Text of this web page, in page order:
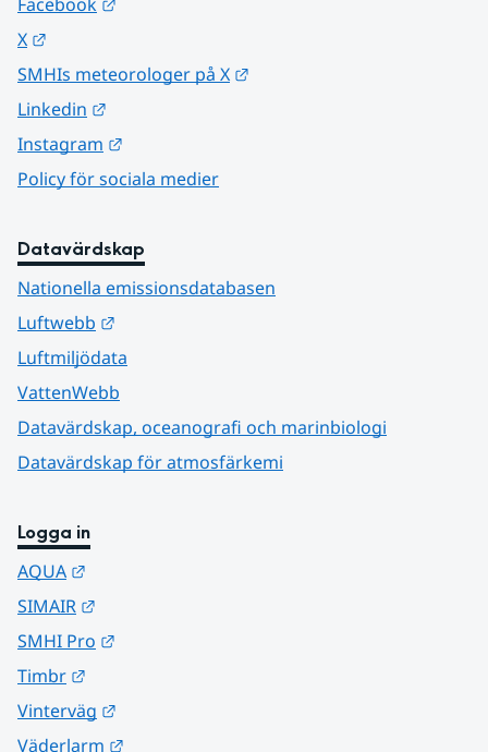
X
SMHIs meteorologer på X
Linkedin
Instagram
Policy för sociala medier
Datavärdskap
Nationella emissionsdatabasen
Luftwebb
Luftmiljödata
VattenWebb
Datavärdskap, oceanografi och marinbiologi
Datavärdskap för atmosfärkemi
Logga in
AQUA
SIMAIR
SMHI Pro
Timbr
Vinterväg
Väderlarm